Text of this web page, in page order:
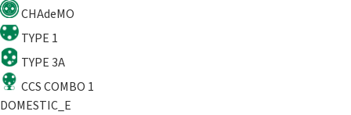
CHAdeMO
TYPE 1
TYPE 3A
CCS COMBO 1
DOMESTIC_E